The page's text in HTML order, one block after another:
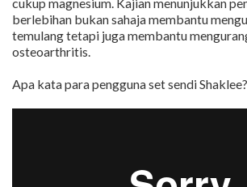
berlebihan bukan sahaja membantu
temulang tetapi juga membantu
osteoarthritis.
Apa kata para pengguna set sendi Shaklee?